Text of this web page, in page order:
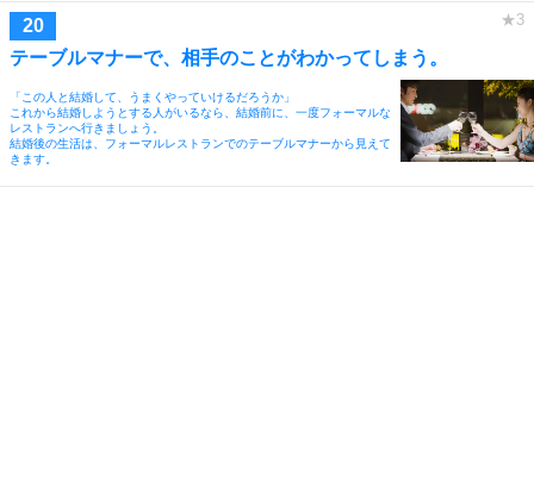
テーブルマナーで、相手のことがわかってしまう。
「この人と結婚して、うまくやっていけるだろうか」
これから結婚しようとする人がいるなら、結婚前に、一度フォーマルな
レストランへ行きましょう。
結婚後の生活は、フォーマルレストランでのテーブルマナーから見えて
きます。